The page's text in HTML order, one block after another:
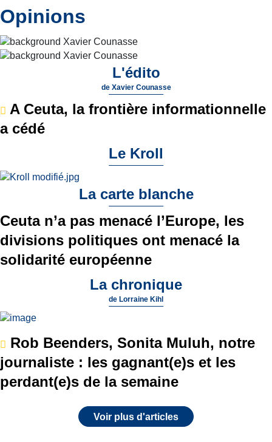
Opinions
L'édito
de Xavier Counasse
A Ceuta, la frontière informationnelle
a cédé
Le Kroll
La carte blanche
Ceuta n’a pas menacé l’Europe, les
divisions politiques ont menacé la
solidarité européenne
La chronique
de Lorraine Kihl
Rob Beenders, Sonita Muluh, notre
journaliste : les gagnant(e)s et les
perdant(e)s de la semaine
Voir plus d'articles